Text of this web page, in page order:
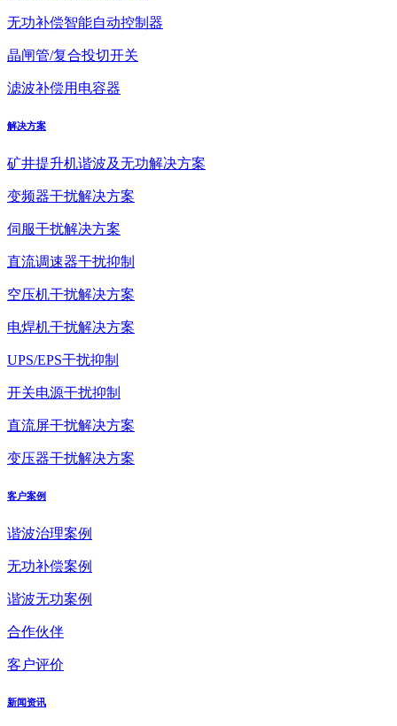
无功补偿智能自动控制器
晶闸管/复合投切开关
滤波补偿用电容器
解决方案
矿井提升机谐波及无功解决方案
变频器干扰解决方案
伺服干扰解决方案
直流调速器干扰抑制
空压机干扰解决方案
电焊机干扰解决方案
UPS/EPS干扰抑制
开关电源干扰抑制
直流屏干扰解决方案
变压器干扰解决方案
客户案例
谐波治理案例
无功补偿案例
谐波无功案例
合作伙伴
客户评价
新闻资讯